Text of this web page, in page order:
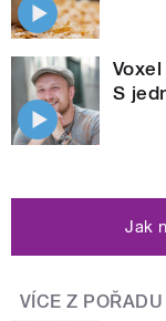
S
Jak
VÍCE Z POŘADU